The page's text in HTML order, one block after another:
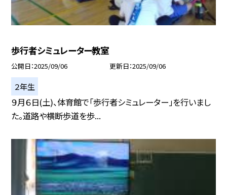
歩行者シミュレーター教室
公開日 2025/09/06 更新日 2025/09/06
２年生
９月６日(土)、体育館で「歩行者シミュレーター」を行いまし
た。道路や横断歩道を歩...